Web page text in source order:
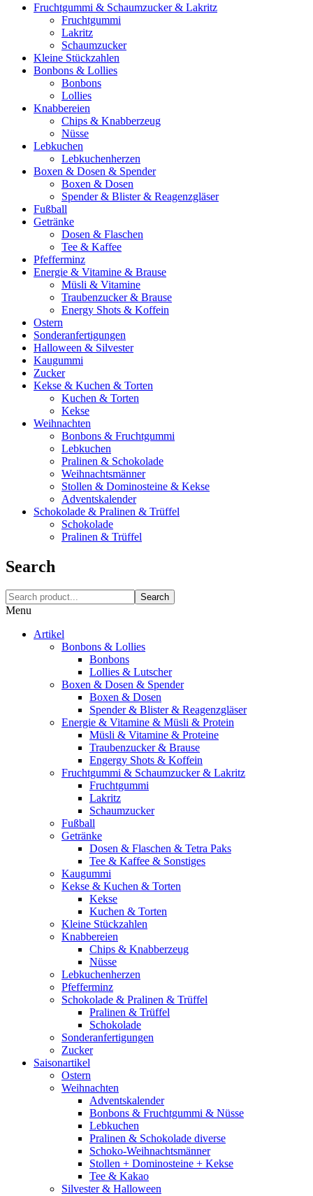
Fruchtgummi & Schaumzucker & Lakritz
Fruchtgummi
Lakritz
Schaumzucker
Kleine Stückzahlen
Bonbons & Lollies
Bonbons
Lollies
Knabbereien
Chips & Knabberzeug
Nüsse
Lebkuchen
Lebkuchenherzen
Boxen & Dosen & Spender
Boxen & Dosen
Spender & Blister & Reagenzgläser
Fußball
Getränke
Dosen & Flaschen
Tee & Kaffee
Pfefferminz
Energie & Vitamine & Brause
Müsli & Vitamine
Traubenzucker & Brause
Energy Shots & Koffein
Ostern
Sonderanfertigungen
Halloween & Silvester
Kaugummi
Zucker
Kekse & Kuchen & Torten
Kuchen & Torten
Kekse
Weihnachten
Bonbons & Fruchtgummi
Lebkuchen
Pralinen & Schokolade
Weihnachtsmänner
Stollen & Dominosteine & Kekse
Adventskalender
Schokolade & Pralinen & Trüffel
Schokolade
Pralinen & Trüffel
Search
Search
Menu
Artikel
Bonbons & Lollies
Bonbons
Lollies & Lutscher
Boxen & Dosen & Spender
Boxen & Dosen
Spender & Blister & Reagenzgläser
Energie & Vitamine & Müsli & Protein
Müsli & Vitamine & Proteine
Traubenzucker & Brause
Engergy Shots & Koffein
Fruchtgummi & Schaumzucker & Lakritz
Fruchtgummi
Lakritz
Schaumzucker
Fußball
Getränke
Dosen & Flaschen & Tetra Paks
Tee & Kaffee & Sonstiges
Kaugummi
Kekse & Kuchen & Torten
Kekse
Kuchen & Torten
Kleine Stückzahlen
Knabbereien
Chips & Knabberzeug
Nüsse
Lebkuchenherzen
Pfefferminz
Schokolade & Pralinen & Trüffel
Pralinen & Trüffel
Schokolade
Sonderanfertigungen
Zucker
Saisonartikel
Ostern
Weihnachten
Adventskalender
Bonbons & Fruchtgummi & Nüsse
Lebkuchen
Pralinen & Schokolade diverse
Schoko-Weihnachtsmänner
Stollen + Dominosteine + Kekse
Tee & Kakao
Silvester & Halloween